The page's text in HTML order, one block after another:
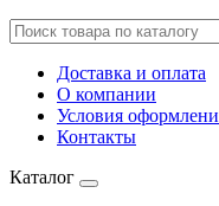
Доставка и оплата
О компании
Условия
Контакты
Каталог